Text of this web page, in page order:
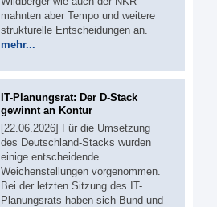
mahnten aber Tempo und weitere
strukturelle Entscheidungen an.
mehr...
IT-Planungsrat: Der D-Stack
gewinnt an Kontur
[22.06.2026] Für die Umsetzung
des Deutschland-Stacks wurden
einige entscheidende
Weichenstellungen vorgenommen.
Bei der letzten Sitzung des IT-
Planungsrats haben sich Bund und